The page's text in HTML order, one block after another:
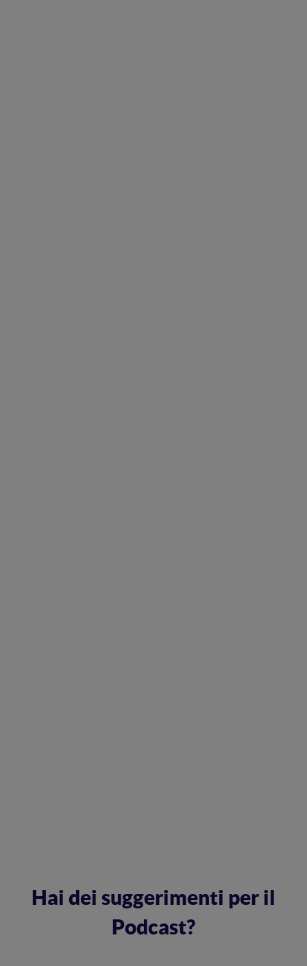
Hai dei suggerimenti per il
Podcast?